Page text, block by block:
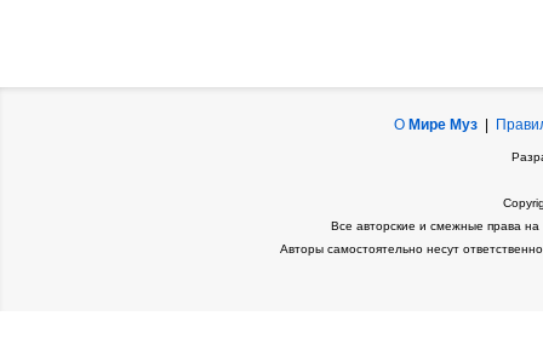
О Мире Муз|
Все авторские и смежные права
Авторы самостоятельно несут